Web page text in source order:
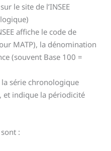
le site de l’INSEE
affiche le code de
MATP), la dénomination
(souvent Base 100 =
la série chronologique
et indique la périodicité
: